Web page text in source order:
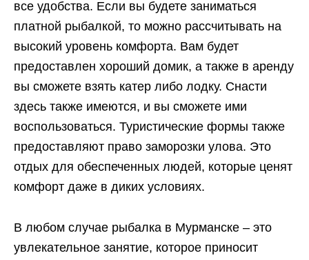
все удобства. Если вы будете заниматься
платной рыбалкой, то можно рассчитывать на
высокий уровень комфорта. Вам будет
предоставлен хороший домик, а также в аренду
вы сможете взять катер либо лодку. Снасти
здесь также имеются, и вы сможете ими
воспользоваться. Туристические формы также
предоставляют право заморозки улова. Это
отдых для обеспеченных людей, которые ценят
комфорт даже в диких условиях.
В любом случае рыбалка в Мурманске – это
увлекательное занятие, которое приносит